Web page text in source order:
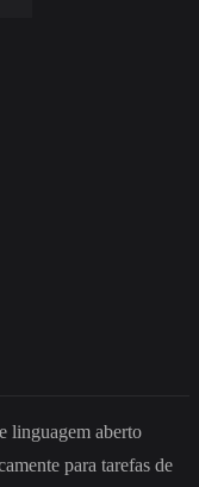
linguagem aberto
para tarefas de